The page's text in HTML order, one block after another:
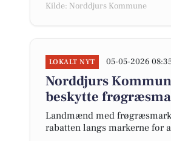
Kilde: Norddjurs Kommune
LOKALT NYT 05-05-2026
Norddjurs
beskytte
Landmænd med
rabatten langs markerne for